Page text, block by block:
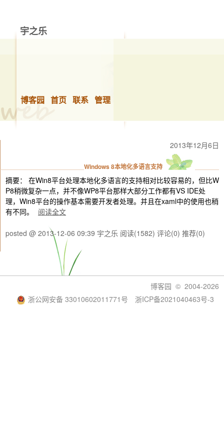
宇之乐
博客园 首页 联系 管理
2013年12月6日
Windows 8本地化多语言支持
摘要： 在Win8平台处理本地化多语言的支持相对比较容易的，但比W
P8稍微复杂一点，并不像WP8平台那样大部分工作都有VS IDE处
理，Win8平台的操作基本需要开发者处理。并且在xaml中的使用也稍
有不同。
阅读全文
posted @ 2013-12-06 09:39 宇之乐 阅读(1582) 评论(0) 推荐(0)
博客园 © 2004-2026
浙公网安备 33010602011771号
浙ICP备2021040463号-3